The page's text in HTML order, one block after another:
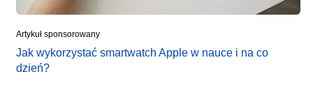
Artykuł sponsorowany
Jak wykorzystać smartwatch Apple w nauce i na co
dzień?